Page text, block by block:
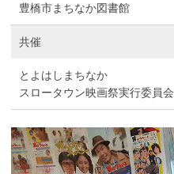
豊橋市まちなか図書館
共催
とよはしまちなか
スロータウン映画祭実行委員会